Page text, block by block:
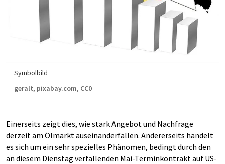
Symbolbild
geralt, pixabay.com, CC0
Einerseits zeigt dies, wie stark Angebot und Nachfrage
derzeit am Ölmarkt auseinanderfallen. Andererseits handelt
es sich um ein sehr spezielles Phänomen, bedingt durch den
an diesem Dienstag verfallenden Mai-Terminkontrakt auf US-